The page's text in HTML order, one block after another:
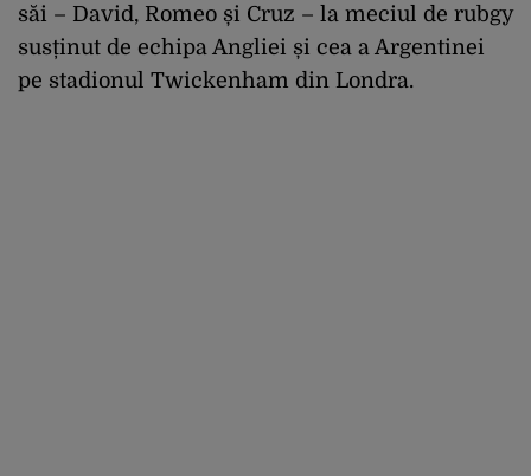
săi – David, Romeo și Cruz – la meciul de rubgy
susținut de echipa Angliei și cea a Argentinei
pe stadionul Twickenham din Londra.